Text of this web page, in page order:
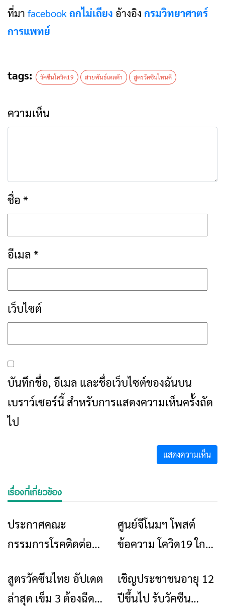
ที่มา facebook ถกไม่เถียง อ้างอิง กรมวิทยาศาตร์
การแพทย์
tags: วัคซีนโควิด19 สายพันธ์เดลต้า สูตรวัคซีนไหนดี
ความเห็น
ชื่อ *
อีเมล *
เว็บไซต์
บันทึกชื่อ, อีเมล และชื่อเว็บไซต์ของฉันบน
เบราว์เซอร์นี้ สำหรับการแสดงความเห็นครั้งถัด
ไป
เรื่องที่เกี่ยวข้อง
ประกาศคณะ
กรรมการโรคติดต่อ
84
ข่าวเชียงราย
ศูนย์จีโนมฯ โพสต์
ข้อความ โควิด19 ใกล้
ประจำถิ่น
ข่าวเชียงราย
สูตรวัคซีนไทย อัปเดต
ล่าสุด เข็ม 3 ต้องฉีด
ข่าวเชียงราย
เชิญประชาชนอายุ 12
ปีขึ้นไป รับวัคซีน